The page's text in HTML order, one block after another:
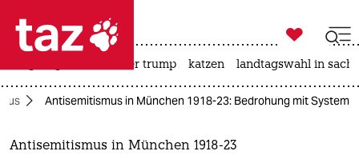
 taz zahl ich
taz zahl ich
themen

taz zahl ich
usa unter trump katzen landtagswahl in
Antisemitismus in München 1918-23: Bedrohung mit System
Antisemitismus in München 1918-23